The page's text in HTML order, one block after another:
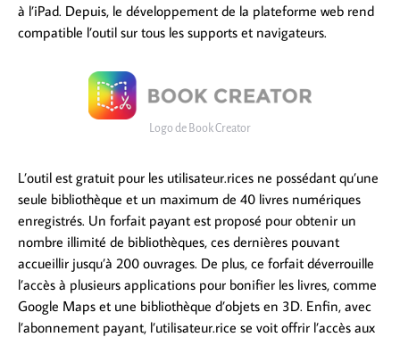
à l’iPad. Depuis, le développement de la plateforme web rend
compatible l’outil sur tous les supports et navigateurs.
Logo de Book Creator
L’outil est gratuit pour les utilisateur.rices ne possédant qu’une
seule bibliothèque et un maximum de 40 livres numériques
enregistrés. Un forfait payant est proposé pour obtenir un
nombre illimité de bibliothèques, ces dernières pouvant
accueillir jusqu’à 200 ouvrages. De plus, ce forfait déverrouille
l’accès à plusieurs applications pour bonifier les livres, comme
Google Maps et une bibliothèque d’objets en 3D. Enfin, avec
l’abonnement payant, l’utilisateur.rice se voit offrir l’accès aux